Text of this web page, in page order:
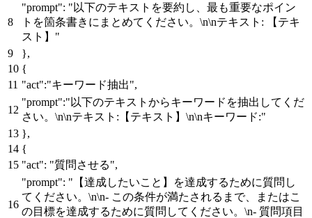
"prompt": "以下のテキストを要約し、最も重要なポイン
トを箇条書きにまとめてください。\n\nテキスト: 【テキ
スト】"
},
{
"act":"キーワード抽出",
"prompt":"以下のテキストからキーワードを抽出してくだ
さい。\n\nテキスト:【テキスト】\n\nキーワード:"
},
{
"act": "質問させる",
"prompt": "【達成したいこと】を達成するために質問し
てください。\n\n- この条件が満たされるまで、またはこ
の目標を達成するために質問してください。\n- 質問項目